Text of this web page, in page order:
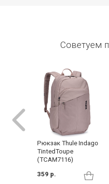
Советуем
Рюкзак Thule Indago
TintedToupe
(TCAM7116)
359 р.